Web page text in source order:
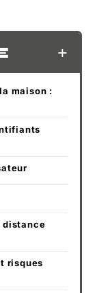
maison :
distance
risques